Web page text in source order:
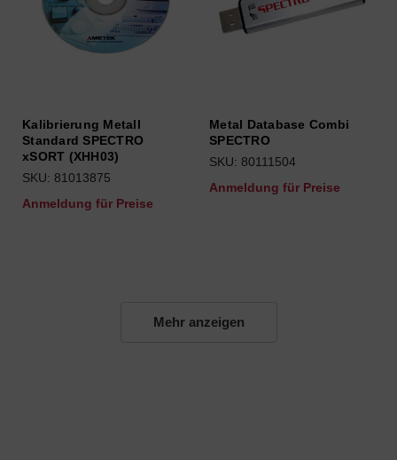
Kalibrierung Metall
Standard SPECTRO
xSORT (XHH03)
SKU: 81013875
Anmeldung für Preise
Metal Database Combi
SPECTRO
SKU: 80111504
Anmeldung für Preise
Mehr anzeigen